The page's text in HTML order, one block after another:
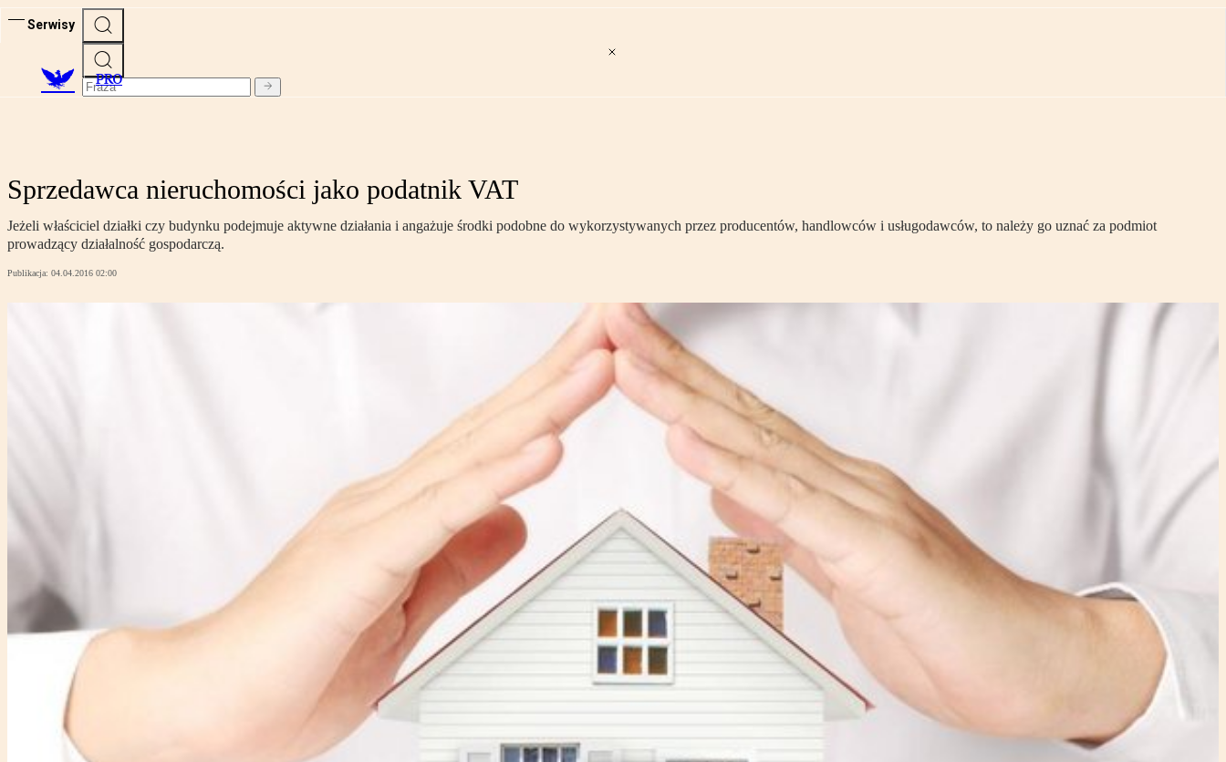
Serwisy
PRO
Sprzedawca nieruchomości jako podatnik VAT
Jeżeli właściciel działki czy budynku podejmuje aktywne działania i angażuje środki podobne do wykorzystywanych przez producentów, handlowców i usługodawców, to należy go uznać za podmiot
prowadzący działalność gospodarczą.
Publikacja: 04.04.2016 02:00